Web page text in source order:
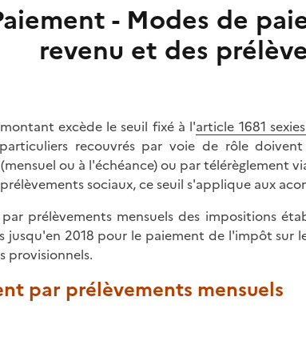
- Modes de
revenu et des
excède le seuil fixé à l'article 1681
recouvrés par voie de rôle
ou à l'échéance) ou par télérèglement
sociaux, ce seuil s'applique aux
prélèvements mensuels des impositions
jusqu'en 2018 pour le paiement de l'impôt sur
provisionnels.
par prélèvements mensuels